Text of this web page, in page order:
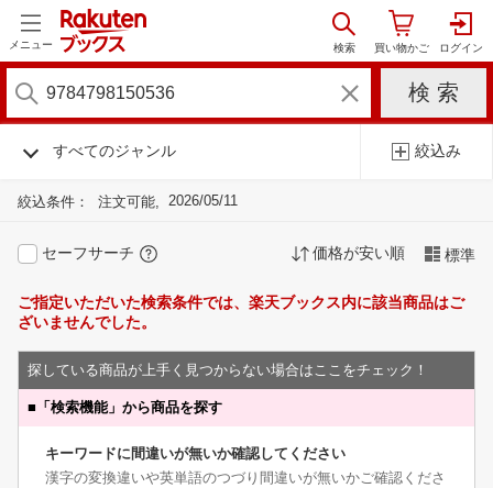
メニュー
すべてのジャンル 絞込み
絞込条件： 注文可能 2026/05/11
セーフサーチ 価格が安い順 標準
ご指定いただいた検索条件では、楽天ブックス内に該当商品はご
ざいませんでした。
探している商品が上手く見つからない場合はここをチェック！
■ 「検索機能」から商品を探す
キーワードに間違いが無いか確認してください
漢字の変換違いや英単語のつづり間違いが無いかご確認くださ